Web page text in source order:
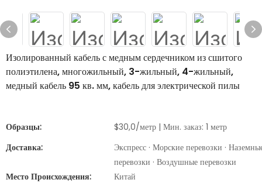
Изолированный кабель с медным сердечником из сшитого
полиэтилена, многожильный, 3-жильный, 4-жильный,
медный кабель 95 кв. мм, кабель для электрической пилы
Образцы:
$30,0/метр | Мин. заказ: 1 метр
Доставка:
Экспресс · Морские перевозки ·
перевозки · Воздушные перевозки
Место Происхождения:
Китай